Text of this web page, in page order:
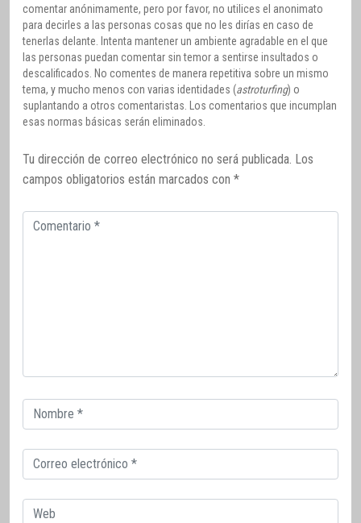
comentar anónimamente, pero por favor, no utilices el anonimato
para decirles a las personas cosas que no les dirías en caso de
tenerlas delante. Intenta mantener un ambiente agradable en el que
las personas puedan comentar sin temor a sentirse insultados o
descalificados. No comentes de manera repetitiva sobre un mismo
tema, y mucho menos con varias identidades (astroturfing) o
suplantando a otros comentaristas. Los comentarios que incumplan
esas normas básicas serán eliminados.
Tu dirección de correo electrónico no será publicada. Los
campos obligatorios están marcados con *
Comentario
Correo
electrónico
Correo
electrónico
Web